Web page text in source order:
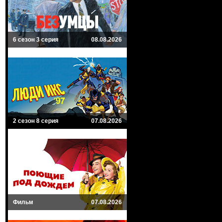
6 сезон 3 серия 08.08.2026
2 сезон 8 серия 07.08.2026
Фильм 07.08.2026